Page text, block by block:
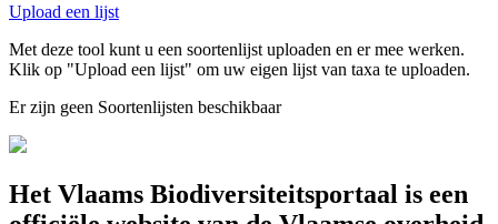
Upload een lijst
Met deze tool kunt u een soortenlijst uploaden en er mee werken.
Klik op "Upload een lijst" om uw eigen lijst van taxa te uploaden.
Er zijn geen Soortenlijsten beschikbaar
Het Vlaams Biodiversiteitsportaal is een